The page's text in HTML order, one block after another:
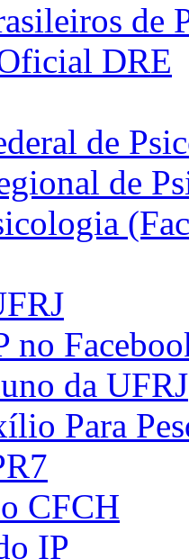
de
DRE
de
de
no
da UFRJ
Para
CFCH
IP